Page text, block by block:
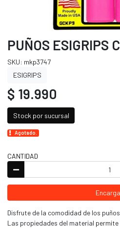
PUÑOS ESIGRIPS
SKU: mkp3747
ESIGRIPS
$ 19.990
Stock por sucursal
Agotado.
CANTIDAD
Disfrute de la comodidad de los
Las propiedades del material permite